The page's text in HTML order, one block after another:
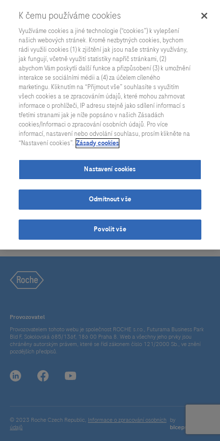
Provozovatel
Provozovatelem tohoto webu je společnost ROCHE s.r.o., Futurama Business Park
Bld F, Sokolovská 685/136f, 186 00 Praha 8. Web a všechny jeho prvky jsou
chráněny autorským právem, které se řídí zákonem číslo 121/2000 Sb., ve znění
pozdějších předpisů.
© 2023 Roche Czech Republic, Informace o zpracování osobních
údajů
by
bicepsdigital.
K čemu používáme cookies
Využíváme cookies a jiné technologie (“cookies”) k vylepšení
našich webových stránek. Kromě nezbytných cookies, bychom
rádi využili cookies (1) k zjištění jak jsou naše stránky využívány,
jak fungují, včetně využití statistiky napříč stránkami, (2)
abychom Vám poskytli další funkce a přizpůsobení (3) k umožnění
interakce se sociálními médii a (4) za účelem cíleného
marketingu. Kliknutím na “Přijmout vše” souhlasíte s využitím
všech cookies a se zpracováním údajů, které mohou zahrnovat
informace o prohlížeči, IP adresu stejně jako sdílení informací s
třetími stranami jak je níže popsáno v našich Zásadách
cookies/Informaci o zpracování osobních údajů. Pro více
informací, nastavení nebo odvolání souhlasu, prosím klikněte na
“Nastavení cookies”. Zásady cookies
Nastavení cookies
Odmítnout vše
Povolit vše